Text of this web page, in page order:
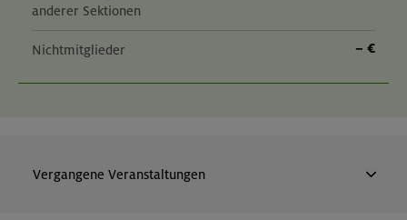
anderer Sektionen
Nichtmitglieder – €
Vergangene Veranstaltungen